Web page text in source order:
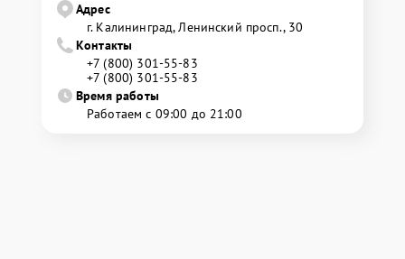
Адрес
г. Калининград, Ленинский просп., 30
Контакты
+7 (800) 301-55-83
+7 (800) 301-55-83
Время работы
Работаем с 09:00 до 21:00